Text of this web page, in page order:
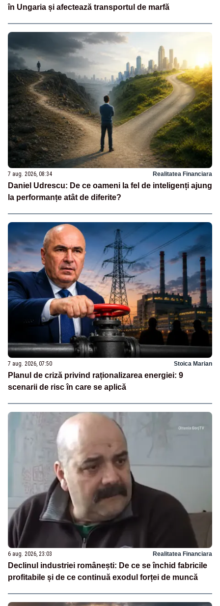
în Ungaria și afectează transportul de marfă
7 aug. 2026, 08:34 Realitatea Financiara
Daniel Udrescu: De ce oameni la fel de inteligenți ajung
la performanțe atât de diferite?
7 aug. 2026, 07:50 Stoica Marian
Planul de criză privind raționalizarea energiei: 9
scenarii de risc în care se aplică
6 aug. 2026, 23:03 Realitatea Financiara
Declinul industriei românești: De ce se închid fabricile
profitabile și de ce continuă exodul forței de muncă